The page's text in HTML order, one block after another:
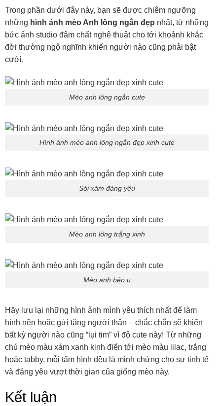
Trong phần dưới đây này, bạn sẽ được chiêm ngưỡng
những hình ảnh mèo Anh lông ngắn đẹp nhất, từ những
bức ảnh studio đậm chất nghệ thuật cho tới khoảnh khắc
đời thường ngộ nghĩnh khiến người nào cũng phải bật
cười.
Mèo anh lông ngắn cute
Hình ảnh mèo anh lông ngắn đẹp xinh cute
Sói xám đáng yêu
Mèo anh lông trắng xinh
Mèo anh béo ụ
Hãy lưu lại những hình ảnh mình yêu thích nhất để làm
hình nền hoặc gửi tặng người thân – chắc chắn sẽ khiến
bất kỳ người nào cũng “lụi tim” vì độ cute này! Từ những
chú mèo màu xám xanh kinh điển tới mèo màu lilac, trắng
hoặc tabby, mỗi tấm hình đều là minh chứng cho sự tinh tế
và đáng yêu vượt thời gian của giống mèo này.
Kết luận